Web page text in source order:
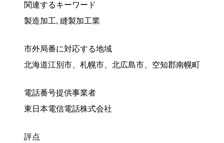
関連するキーワード
製造加工, 縫製加工業
市外局番に対応する地域
北海道江別市、札幌市、北広島市、空知郡南幌町
電話番号提供事業者
東日本電信電話株式会社
評点